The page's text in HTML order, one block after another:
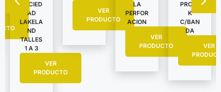
SUCIED
AD
LAKELA
ND
TALLES
1 A 3
VER
PRODUCTO
VER
PRODUCTO
LA
PERFOR
ACION
VER
PRODUCTO
PROTE
K
C/BAN
DA
VER